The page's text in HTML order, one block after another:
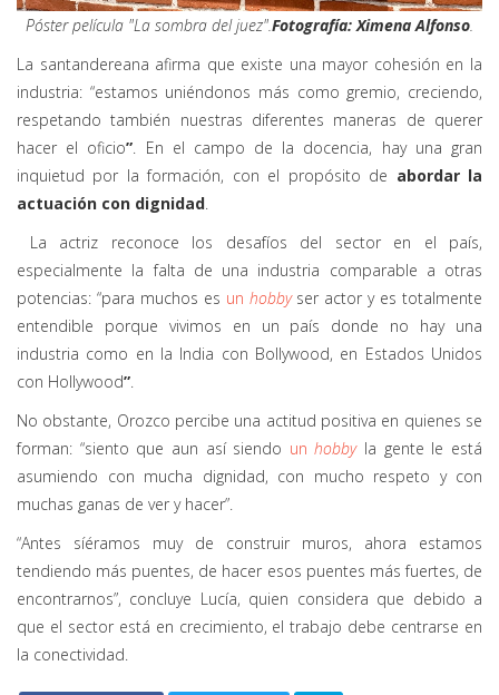
Póster película "La sombra del juez".Fotografía: Ximena Alfonso
La santandereana afirma que existe una mayor cohesión en la
industria: “estamos uniéndonos más como gremio, creciendo,
respetando también nuestras diferentes maneras de querer
hacer el oficio” . En el campo de la docencia, hay una gran
inquietud por la formación, con el propósito de abordar la
actuación con dignidad
La actriz reconoce los desafíos del sector en el país,
especialmente la falta de una industria comparable a otras
potencias: “para muchos es un hobbyser actor y es totalmente
entendible porque vivimos en un país donde no hay una
industria como en la India con Bollywood, en Estados Unidos
con Hollywood”
No obstante, Orozco percibe una actitud positiva en quienes se
forman: “siento que aun así siendo unhobbyla gente le está
asumiendo con mucha dignidad, con mucho respeto y con
muchas ganas de ver y hacer”.
“Antes síéramos muy de construir muros, ahora estamos
tendiendo más puentes, de hacer esos puentes más fuertes, de
encontrarnos”, concluye Lucía, quien considera que debido a
que el sector está en crecimiento, el trabajo debe centrarse en
la conectividad.